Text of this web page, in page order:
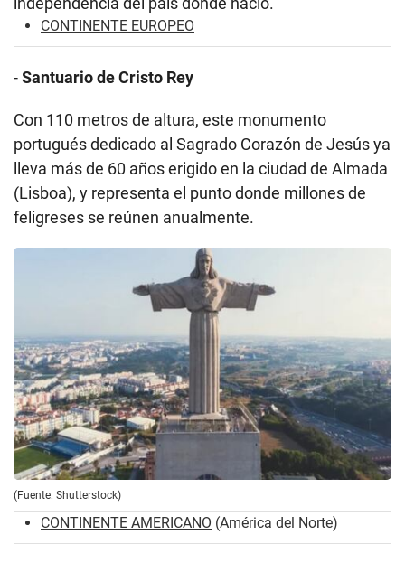
CONTINENTE EUROPEO
-Santuario de Cristo Rey
Con 110 metros de altura, este monumento
portugués dedicado al Sagrado Corazón de Jesús ya
lleva más de 60 años erigido en la ciudad de Almada
(Lisboa), y representa el punto donde millones de
feligreses se reúnen anualmente.
(Fuente: Shutterstock)
CONTINENTE AMERICANO (América del Norte)